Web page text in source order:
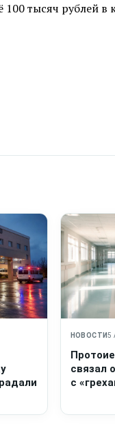
тысяч рублей в
НОВОСТИ5
связал
с